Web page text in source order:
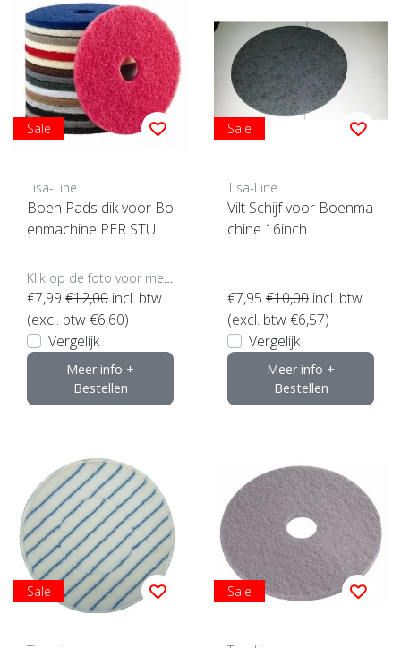
Sale
Tisa-Line
Boen Pads dik voor Bo
enmachine PER STUK
kleuren)
€7,99 €12,00 incl. btw
(excl. btw €6,60)
Vergelijk
Meer info +
Bestellen
Sale
Tisa-Line
Vilt Schijf voor Boenma
chine 16inch
€7,95 €10,00 incl. btw
(excl. btw €6,57)
Vergelijk
Meer info +
Bestellen
Sale Sale